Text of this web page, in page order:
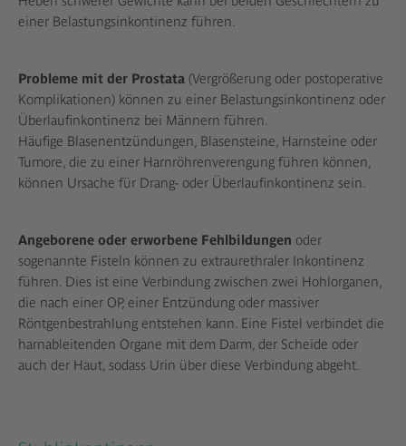
einer Belastungsinkontinenz führen.
Probleme mit der Prostata (Vergrößerung oder postoperative
Komplikationen) können zu einer Belastungsinkontinenz oder
Überlaufinkontinenz bei Männern führen.
Häufige Blasenentzündungen, Blasensteine, Harnsteine oder
Tumore, die zu einer Harnröhrenverengung führen können,
können Ursache für Drang- oder Überlaufinkontinenz sein.
Angeborene oder erworbene Fehlbildungen oder
sogenannte Fisteln können zu extraurethraler Inkontinenz
führen. Dies ist eine Verbindung zwischen zwei Hohlorganen,
die nach einer OP, einer Entzündung oder massiver
Röntgenbestrahlung entstehen kann. Eine Fistel verbindet die
harnableitenden Organe mit dem Darm, der Scheide oder
auch der Haut, sodass Urin über diese Verbindung abgeht.